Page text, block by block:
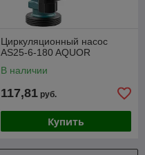
Циркуляционный насос
AS25-6-180 AQUOR
В наличии
117,81 руб.
Купить